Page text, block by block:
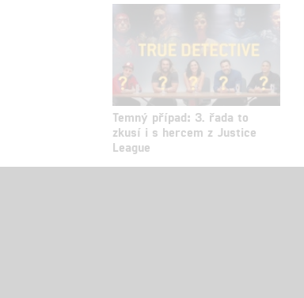
Temný případ: 3. řada to
zkusí i s hercem z Justice
League